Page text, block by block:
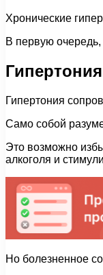
Хронические
В первую очередь,
Гипертония
Гипертония
Само собой
Это возможно
алкоголя и
Но болезненное